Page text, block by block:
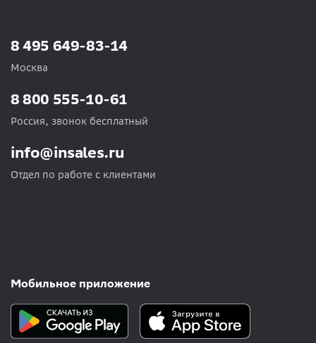
8 495 649-83-14
Москва
info@insales.ru
Отдел по работе с клиентами
8 800 555-10-61
Россия, звонок бесплатный
Мобильное приложение